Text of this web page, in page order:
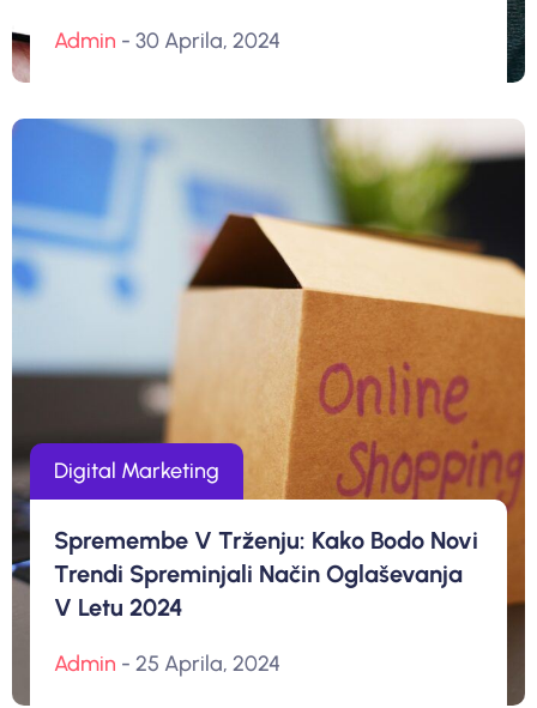
Admin - 30 Aprila, 2024
Digital Marketing
Spremembe V Trženju: Kako Bodo Novi
Trendi Spreminjali Način Oglaševanja
V Letu 2024
Admin - 25 Aprila, 2024